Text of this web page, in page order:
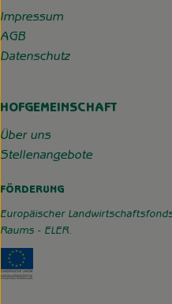
Impressum
AGB
Datenschutz
HOFGEMEINSCHAFT
Über uns
Stellenangebote
FÖRDERUNG
Europäischer
Raums - ELER.